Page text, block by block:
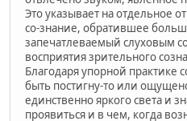
Это указывает на отдельное
со-знание, обратившее
запечатлеваемый слуховым
восприятия зрительного
Благодаря упорной практике
быть постигну-то или
единственно яркого света и
проявиться и в чем, когда